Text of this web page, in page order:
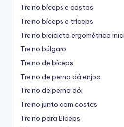
Treino bíceps e costas
Treino bíceps e tríceps
Treino bicicleta ergométrica
Treino búlgaro
Treino de bíceps
Treino de perna dá enjoo
Treino de perna dói
Treino junto com costas
Treino para Bíceps